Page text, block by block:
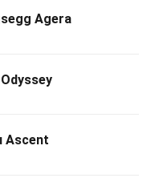
Agera
Ascent